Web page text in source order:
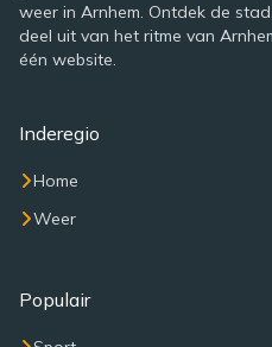
weer in Arnhem. Ontdek de
deel uit van het ritme van
één website.
Inderegio
Home
Weer
Populair